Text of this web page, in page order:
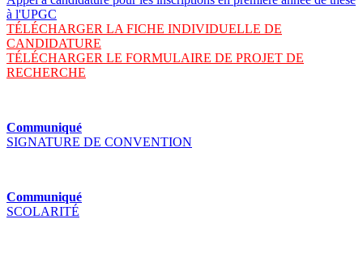
à l'UPGC
TÉLÉCHARGER LA FICHE INDIVIDUELLE DE
CANDIDATURE
TÉLÉCHARGER LE FORMULAIRE DE PROJET DE
RECHERCHE
Communiqué
SIGNATURE DE CONVENTION
Communiqué
SCOLARITÉ